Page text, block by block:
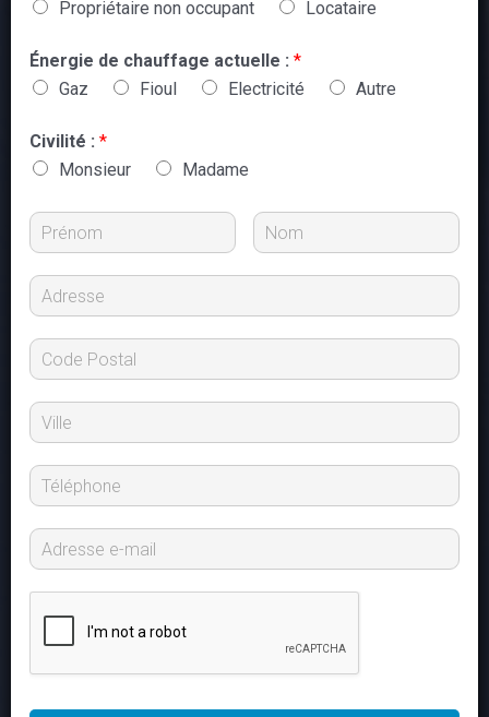
Propriétaire non occupant
Locataire
Énergie de chauffage actuelle : *
Gaz
Fioul Electricité Autre
Civilité : *
Monsieur
Madame